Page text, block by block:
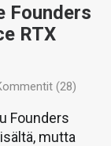
Founders
RTX
(28)
Founders
mutta